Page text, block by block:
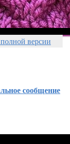
версии
сообщение